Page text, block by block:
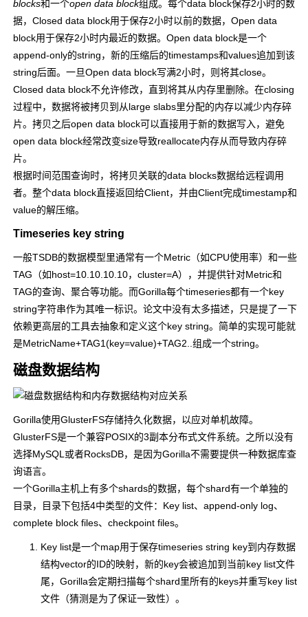
blocks和一个open data block组成。每个data block保存2小时的数
据，Closed data block用于保存2小时以前的数据，Open data
block用于保存2小时内最近的数据。Open data block是一个
append-only的string，新的压缩后的timestamps和values追加到该
string后面。一旦Open data block写满2小时，则将其close。
Closed data block不允许修改，直到将其从内存里删除。在closing
过程中，数据将被拷贝到从large slabs里分配的内存以减少内存碎
片。拷贝之后open data block可以直接用于新的数据写入，避免
open data block经常改变size导致reallocate内存从而导致内存碎
片。
根据时间范围查询时，将拷贝关联的data blocks数据给远程调用
者。整个data block直接返回给Client，并由Client完成timestamp和
value的解压缩。
Timeseries key string
一般TSDB的数据模型里通常有一个Metric（如CPU使用率）和一些
TAG（如host=10.10.10.10，cluster=A），并提供针对Metric和
TAG的查询、聚合等功能。而Gorilla每个timeseries都有一个key
string字符串作为其唯一标识。论文中没有太多描述，只是提了一下
依赖更高层的工具去抽象和定义这个key string。简单的实现可能就
是MetricName+TAG1(key=value)+TAG2..组成一个string。
磁盘数据结构
Gorilla使用GlusterFS存储持久化数据，以应对单机故障。
GlusterFS是一个兼容POSIX的3副本分布式文件系统。之所以没有
选择MySQL或者RocksDB，是因为Gorilla不需要提供一种数据库查
询语言。
一个Gorilla主机上有多个shards的数据，每个shard有一个单独的
目录，目录下包括4中类型的文件：Key list、append-only log、
complete block files、checkpoint files。
Key list是一个map用于保存timeseries string key到内存数据
结构vector的ID的映射，新的key会被追加到当前key list文件
尾，Gorilla会定期扫描每个shard里所有的keys并重写key list
文件（猜测是为了保证一致性）。